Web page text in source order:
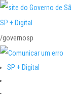
SP + Digital
/governosp
SP + Digital